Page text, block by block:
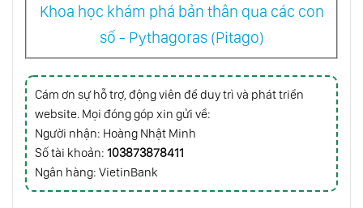
Người Ngoài Hành Tinh Tiết Lộ: Nguồn Gốc &
Tác Dụng Thực Sự Của Kim Tự Tháp
Leonardo Da Vinci
Cuốn Sách Tiên Tri Được Đọc Nhiều Nhất
Trên Thế Giới: Phải Chăng Nhân Loại Sẽ Bị
Tiêu Diệt?
Khoa học khám phá bản thân qua các con
số - Pythagoras (Pitago)
Cám ơn sự hỗ trợ, động viên để duy trì và phát triển
website. Mọi đóng góp xin gửi về:
Người nhận: Hoàng Nhật Minh
Số tài khoản: 103873878411
Ngân hàng: VietinBank